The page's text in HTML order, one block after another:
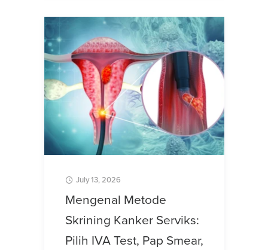
July 13, 2026
Mengenal Metode
Skrining Kanker Serviks:
Pilih IVA Test, Pap Smear,